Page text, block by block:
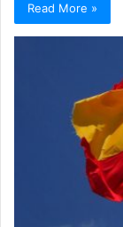
Read More »